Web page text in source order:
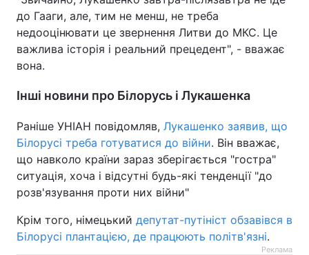
до Гааги, але, тим не менш, не треба
недооцінювати це звернення Литви до МКС. Це
важлива історія і реальний прецедент", - вважає
вона.
Інші новини про Білорусь і Лукашенка
Раніше УНІАН повідомляв, Лукашенко заявив, що
Білорусі треба готуватися до війни. Він вважає,
що навколо країни зараз зберігається "гостра"
ситуація, хоча і відсутні будь-які тенденції "до
розв'язування проти них війни"
Крім того, німецький депутат-путініст обзавівся в
Білорусі плантацією, де працюють політв'язні.
Реклама